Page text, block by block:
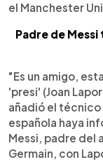
el Manchester
Padre de
"Es un amigo,
'presi' (Joan
añadió el técnico
española haya
Messi, padre del
Germain, con